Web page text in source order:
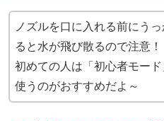
ノズルを口に入れる前にう
ると水が飛び散るので注意！
初めての人は「初心者モー
使うのがおすすめだよ～